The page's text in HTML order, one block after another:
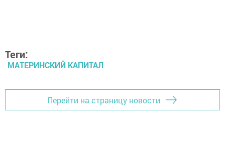
Теги:
МАТЕРИНСКИЙ КАПИТАЛ
Перейти на страницу новости